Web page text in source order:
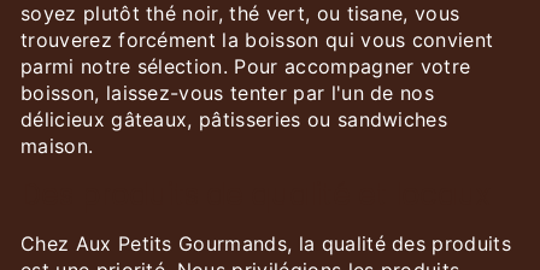
soyez plutôt thé noir, thé vert, ou tisane, vous
trouverez forcément la boisson qui vous convient
parmi notre sélection. Pour accompagner votre
boisson, laissez-vous tenter par l'un de nos
délicieux gâteaux, pâtisseries ou sandwiches
maison.
Chez Aux Petits Gourmands, la qualité des produits